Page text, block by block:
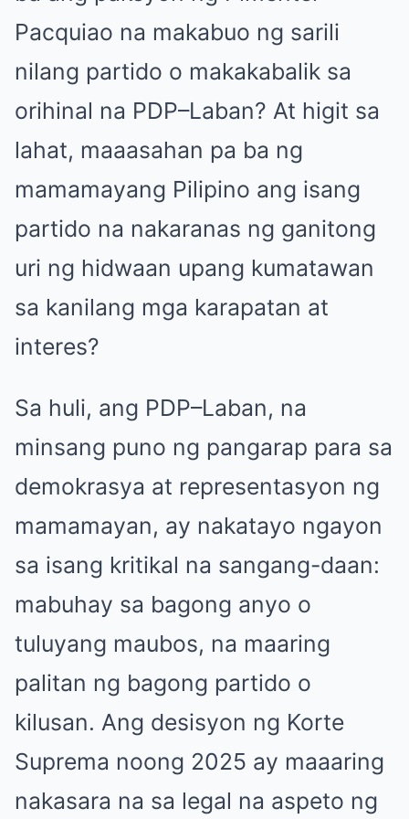
Pacquiao na makabuo ng sarili
nilang partido o makakabalik sa
orihinal na PDP–Laban? At higit sa
lahat, maaasahan pa ba ng
mamamayang Pilipino ang isang
partido na nakaranas ng ganitong
uri ng hidwaan upang kumatawan
sa kanilang mga karapatan at
interes?
Sa huli, ang PDP–Laban, na
minsang puno ng pangarap para sa
demokrasya at representasyon ng
mamamayan, ay nakatayo ngayon
sa isang kritikal na sangang-daan:
mabuhay sa bagong anyo o
tuluyang maubos, na maaring
palitan ng bagong partido o
kilusan. Ang desisyon ng Korte
Suprema noong 2025 ay maaaring
nakasara na sa legal na aspeto ng